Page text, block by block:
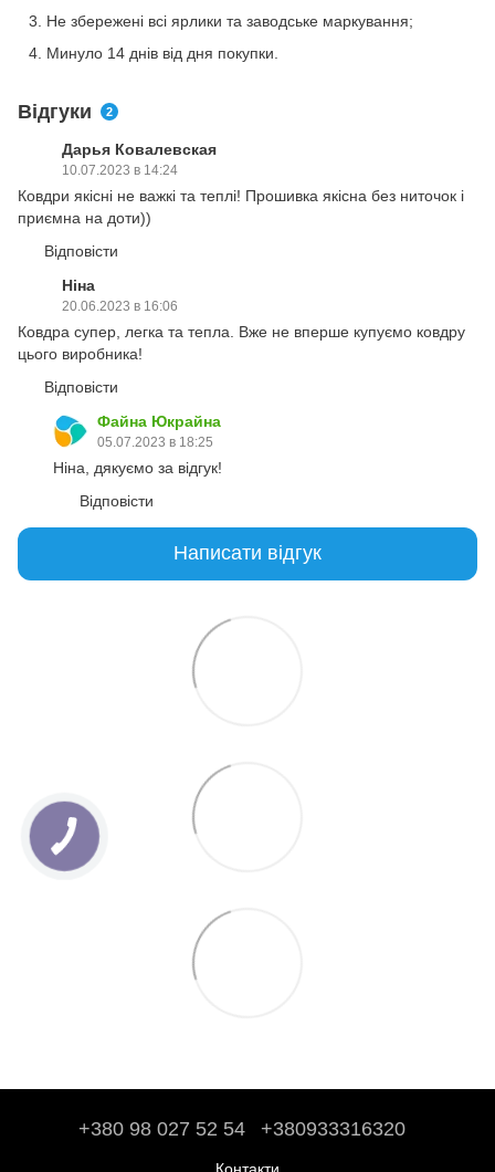
Не збережені всі ярлики та заводське маркування;
Минуло 14 днів від дня покупки.
Відгуки 2
Дарья Ковалевская
10.07.2023 в 14:24
Ковдри якісні не важкі та теплі! Прошивка якісна без ниточок і
приємна на доти))
Відповісти
Ніна
20.06.2023 в 16:06
Ковдра супер, легка та тепла. Вже не вперше купуємо ковдру
цього виробника!
Відповісти
Файна Юкрайна
05.07.2023 в 18:25
Ніна, дякуємо за відгук!
Відповісти
Написати відгук
+380 98 027 52 54 +380933316320
Контакти